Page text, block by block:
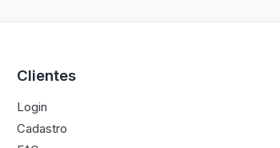
Clientes
Login
Cadastro